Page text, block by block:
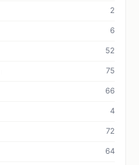
2
6
52
75
66
4
72
64